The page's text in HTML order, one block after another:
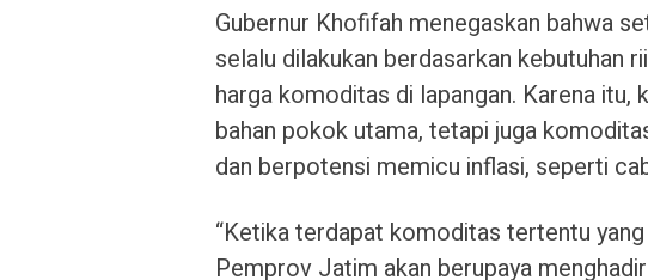
Gubernur Khofifah menegaskan bahwa
selalu dilakukan berdasarkan kebutuhan
harga komoditas di lapangan. Karena itu,
bahan pokok utama, tetapi juga
dan berpotensi memicu inflasi, seperti
“Ketika terdapat komoditas tertentu
Pemprov Jatim akan berupaya